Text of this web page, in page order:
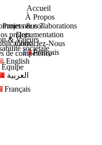
Accueil
À Propos
nous ?
& Valeurs
de compétence
Équipe
Projets & collaborations
projets
sociétale
Documentation
Contactez-Nous
Français
English
العربية
Français